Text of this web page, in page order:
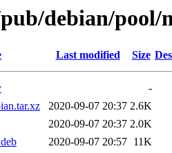
debian/pool/
Last modified Size
-
2020-09-07 20:37 2.6K
2020-09-07 20:37 2.0K
2020-09-07 20:57 11K